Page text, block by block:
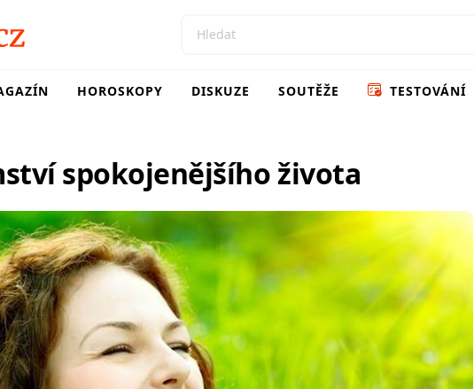
HOROSKOPY DISKUZE SOUTĚŽE TESTOVÁNÍ
spokojenějšího života